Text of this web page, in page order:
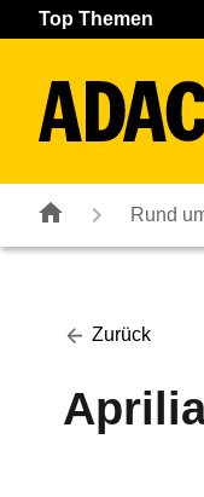
NavigationTop Themen
Rund
Zurück